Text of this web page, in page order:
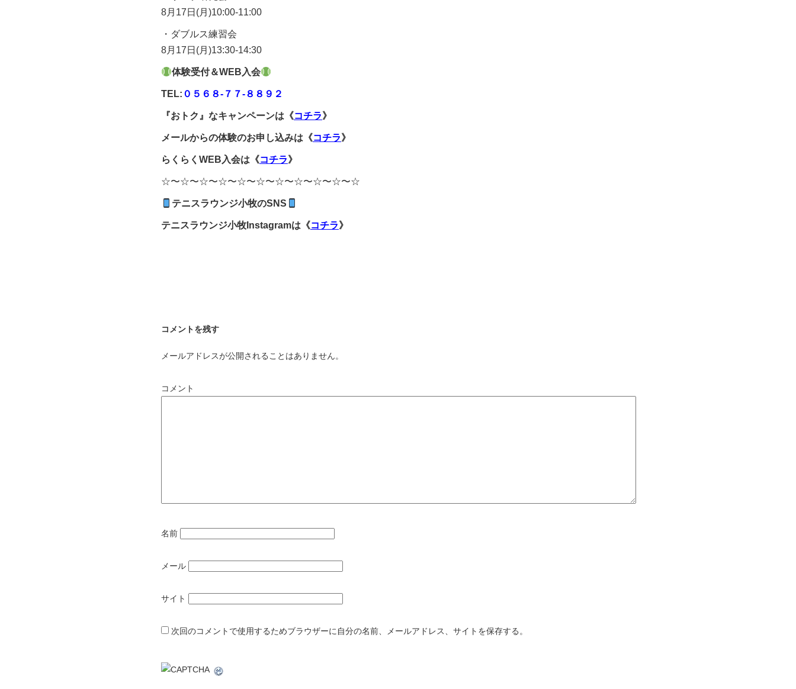
8月17日(月)10:00-11:00
・ダブルス練習会
8月17日(月)13:30-14:30
体験受付＆WEB入会
TEL: ０５６８-７７-８８９２
『おトク』なキャンペーンは 《コチラ》
メールからの体験のお申し込みは《コチラ》
らくらくWEB入会は《コチラ》
☆〜☆〜☆〜☆〜☆〜☆〜☆〜☆〜☆〜☆〜☆
テニスラウンジ小牧のSNS
テニスラウンジ小牧Instagramは《コチラ》
コメントを残す
メールアドレスが公開されることはありません。
コメント
名前
メール
サイト
次回のコメントで使用するためブラウザーに自分の名前、メールアドレス、サイトを保存する。